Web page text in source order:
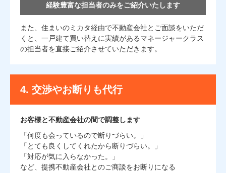
経験豊富な担当者のみをご紹介いたします
また、住まいのミカタ経由で不動産会社とご面談をいただ
くと、一戸建て買い替えに実績があるマネージャークラス
の担当者を直接ご紹介させていただきます。
4. 交渉やお断りも代行
お客様と不動産会社の間で調整します
「何度も会っているので断りづらい。」
「とても良くしてくれたから断りづらい。」
「対応が気に入らなかった。」
など、提携不動産会社とのご商談をお断りになる